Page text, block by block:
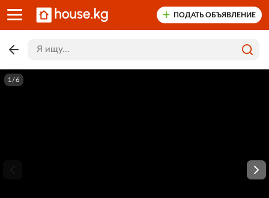
ПОДАТЬ ОБЪЯВЛЕНИЕ
1/6